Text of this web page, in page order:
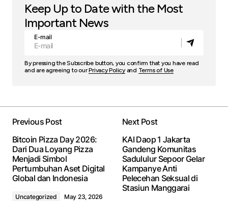
Keep Up to Date with the Most
Important News
E-mail
By pressing the Subscribe button, you confirm that you have read
and are agreeing to ourPrivacy Policyand Terms of Use
Previous Post
Bitcoin Pizza Day 2026:
Dari Dua Loyang Pizza
Menjadi Simbol
Pertumbuhan Aset Digital
Global dan Indonesia
Uncategorized May 23, 2026
Next Post
KAI Daop 1 Jakarta
Gandeng Komunitas
Sadululur Sepoor Gelar
Kampanye Anti
Pelecehan Seksual di
Stasiun Manggarai